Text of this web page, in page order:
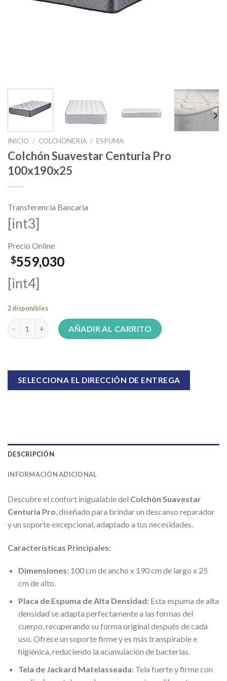
INICIO / COLCHONERÍA / ESPUMA
Colchón Suavestar Centuria Pro
100x190x25
Transferencia Bancaria
[int3]
Precio Online
$559,030
[int4]
2 disponibles
Colchón Suavestar Centuria Pro 100x190x25 cantidad
AÑADIR AL CARRITO
SELECCIONA EL DIRECCIÓN DE ENTREGA
DESCRIPCIÓN
INFORMACIÓN ADICIONAL
Descubre el confort inigualable del Colchón Suavestar
Centuria Pro, diseñado para brindar un descanso reparador
y un soporte excepcional, adaptado a tus necesidades.
Características Principales:
Dimensiones:100 cm de ancho x 190 cm de largo x 25
cm de alto.
Placa de Espuma de Alta Densidad:Esta espuma de alta
densidad se adapta perfectamente a las formas del
cuerpo, recuperando su forma original después de cada
uso. Ofrece un soporte firme y es más transpirable e
higiénica, reduciendo la acumulación de bacterias.
Tela de Jackard Matelasseada:Tela fuerte y firme con